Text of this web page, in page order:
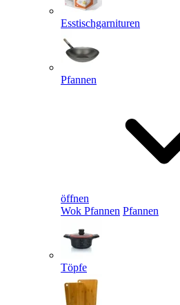
Esstischgarnituren
Pfannen
öffnen
Wok Pfannen Pfannen
Töpfe